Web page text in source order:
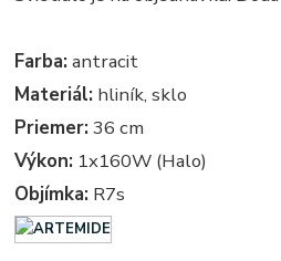
Farba: antracit
Materiál: hliník, sklo
Priemer: 36 cm
Výkon: 1x160W (Halo)
Objímka: R7s